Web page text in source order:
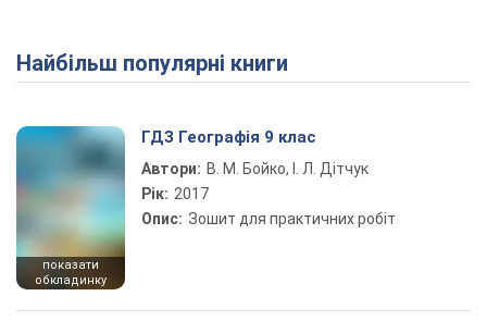
Найбільш популярні книги
показати
обкладинку
ГДЗ Географія 9 клас
Автори: В. М. Бойко, І. Л. Дітчук
Рік: 2017
Опис: Зошит для практичних робіт